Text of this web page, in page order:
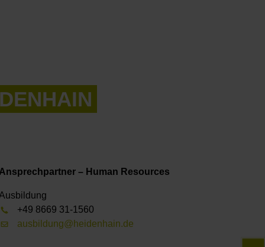
Ansprechpartner – Human Resources
+49 8669 31-1560
ausbildung@heidenhain.de